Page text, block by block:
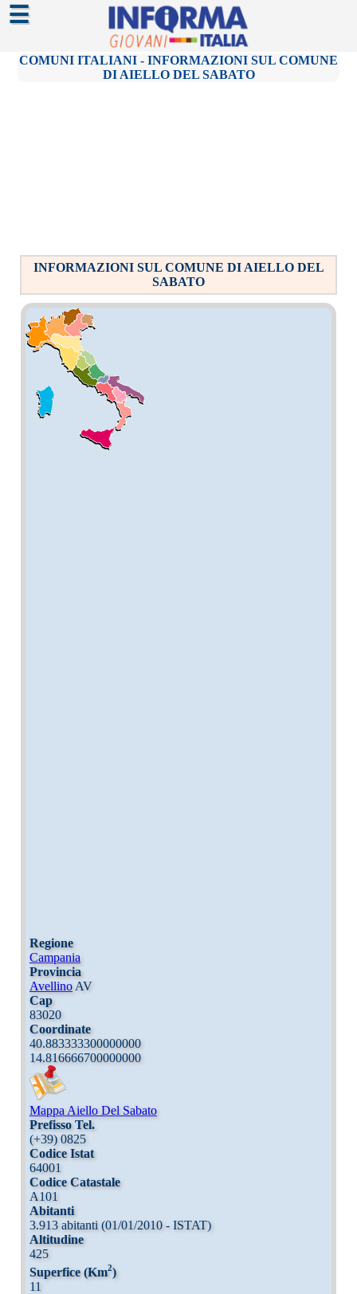
☰
COMUNI ITALIANI - INFORMAZIONI SUL COMUNE
DI AIELLO DEL SABATO
INFORMAZIONI SUL COMUNE DI AIELLO DEL
SABATO
Regione
Campania
Provincia
AvellinoAV
Cap
83020
Coordinate
40.883333300000000
14.816666700000000
Mappa Aiello Del Sabato
Prefisso Tel.
(+39) 0825
Codice Istat
64001
Codice Catastale
A101
Abitanti
3.913 abitanti (01/01/2010 - ISTAT)
Altitudine
425
Superfice (Km2)
11